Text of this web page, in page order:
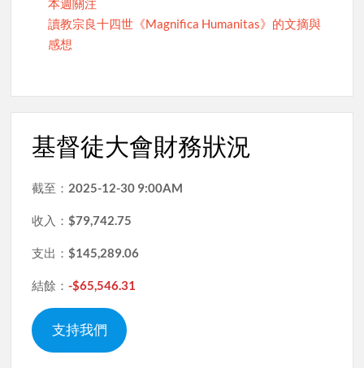
本週關注
讀教宗良十四世《Magnifica Humanitas》的文摘與
感想
基督徒大會財務狀況
截至： 2025-12-30 9:00AM
收入：$79,742.75
支出：$145,289.06
結餘：-$65,546.31
支持我們